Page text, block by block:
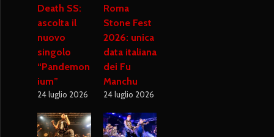
Death SS:
ascolta il
nuovo
singolo
“Pandemon
ium”
24 luglio 2026
Roma
Stone Fest
2026: unica
data italiana
dei Fu
Manchu
24 luglio 2026